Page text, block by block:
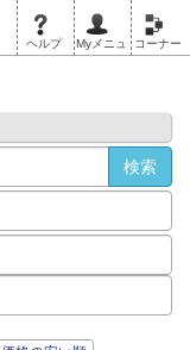
ヘルプ Myメニュ コーナー